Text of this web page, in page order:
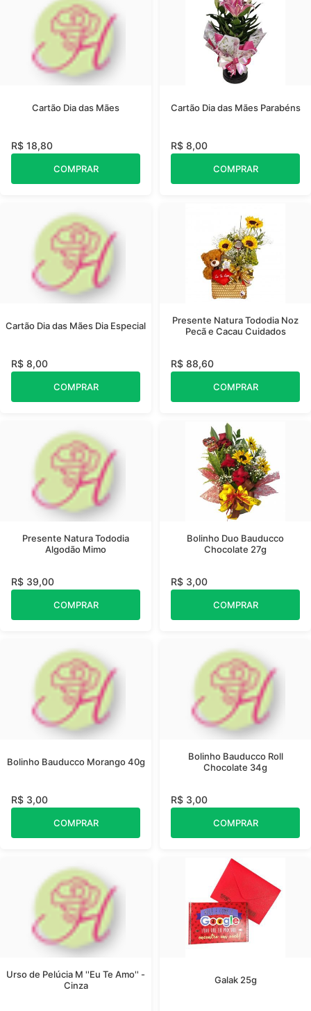
Cartão Dia das Mães
R$ 18,80
COMPRAR
Cartão Dia das Mães Parabéns
R$ 8,00
COMPRAR
Cartão Dia das Mães Dia Especial
R$ 8,00
COMPRAR
Presente Natura Tododia Noz
Pecã e Cacau Cuidados
R$ 88,60
COMPRAR
Presente Natura Tododia
Algodão Mimo
R$ 39,00
COMPRAR
Bolinho Duo Bauducco
Chocolate 27g
R$ 3,00
COMPRAR
Bolinho Bauducco Morango 40g
R$ 3,00
COMPRAR
Bolinho Bauducco Roll
Chocolate 34g
R$ 3,00
COMPRAR
Urso de Pelúcia M ''Eu Te Amo'' -
Cinza
Galak 25g